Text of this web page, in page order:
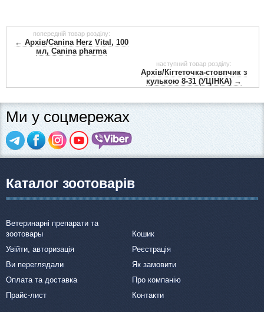
попередній товар розділу:
← Архів/Canina Herz Vital, 100
мл, Canina pharma
наступний товар розділу:
Архів/Кігтеточка-стовпчик з
кулькою 8-31 (УЦІНКА) →
Ми у соцмережах
Каталог зоотоварів
Ветеринарні препарати та
зоотовары
Кошик
Увійти, авторизація
Реєстрація
Ви переглядали
Як замовити
Оплата та доставка
Про компанію
Прайс-лист
Контакти